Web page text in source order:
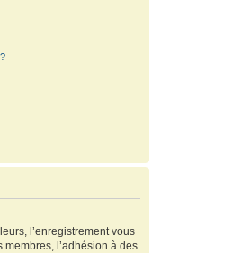
l’enregistrement vous
l’adhésion à des